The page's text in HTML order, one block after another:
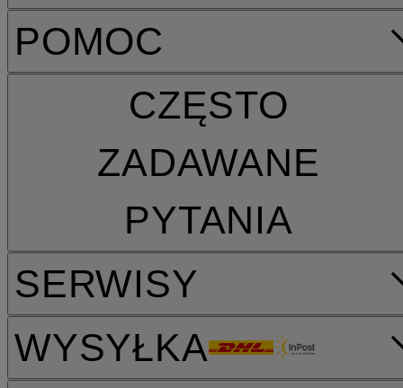
POMOC
CZĘSTO
ZADAWANE
PYTANIA
SERWISY
WYSYŁKA